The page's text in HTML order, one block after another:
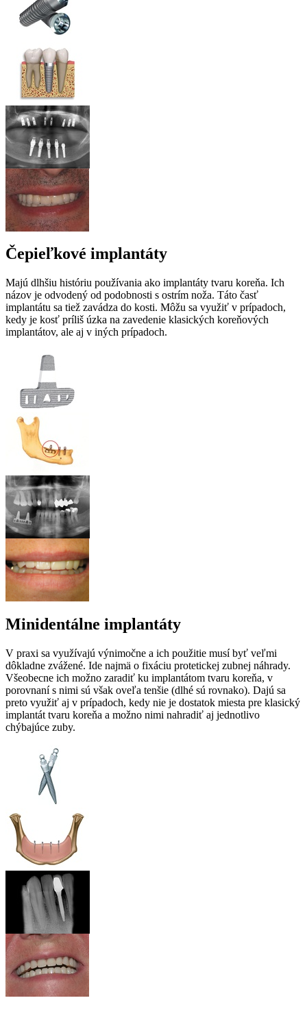
Čepieľkové implantáty
Majú dlhšiu históriu používania ako implantáty tvaru koreňa. Ich
názov je odvodený od podobnosti s ostrím noža. Táto časť
implantátu sa tiež zavádza do kosti. Môžu sa využiť v prípadoch,
kedy je kosť príliš úzka na zavedenie klasických koreňových
implantátov, ale aj v iných prípadoch.
Minidentálne implantáty
V praxi sa využívajú výnimočne a ich použitie musí byť veľmi
dôkladne zvážené. Ide najmä o fixáciu protetickej zubnej náhrady.
Všeobecne ich možno zaradiť ku implantátom tvaru koreňa, v
porovnaní s nimi sú však oveľa tenšie (dlhé sú rovnako). Dajú sa
preto využiť aj v prípadoch, kedy nie je dostatok miesta pre klasický
implantát tvaru koreňa a možno nimi nahradiť aj jednotlivo
chýbajúce zuby.